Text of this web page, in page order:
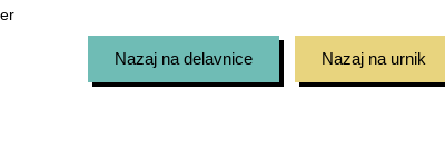
Nazaj na delavnice Nazaj na urnik